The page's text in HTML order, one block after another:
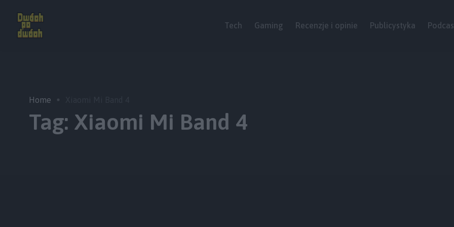
Tech Gaming Recenzje i opinie Publicystyka
Home
Tag: Xiaomi Mi Band 4